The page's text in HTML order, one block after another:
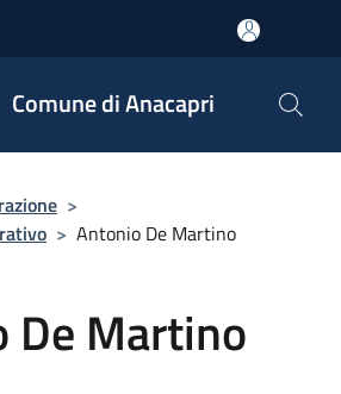
Comune di Anacapri
>
> Antonio De Martino
De Martino